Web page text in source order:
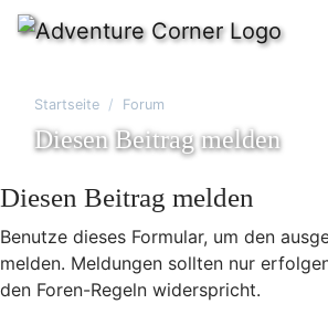
Startseite Forum
Diesen Beitrag melden
Diesen Beitrag melden
Benutze dieses Formular, um den
melden. Meldungen sollten nur
den Foren-Regeln widerspricht.